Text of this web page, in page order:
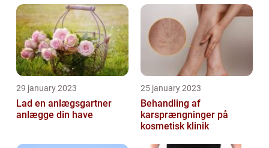
29 january 2023
Lad en anlægsgartner
anlægge din have
25 january 2023
Behandling af
karsprængninger på
kosmetisk klinik